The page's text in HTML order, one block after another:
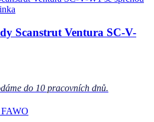
Scanstrut Ventura SC-V-
do 10 pracovních dnů.